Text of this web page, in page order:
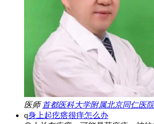
医师 首都医科大学附属北京同仁医院
q身上起疙瘩很痒怎么办